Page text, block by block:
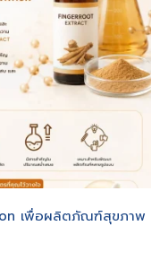
เพื่อผลิตภัณฑ์สุขภาพ